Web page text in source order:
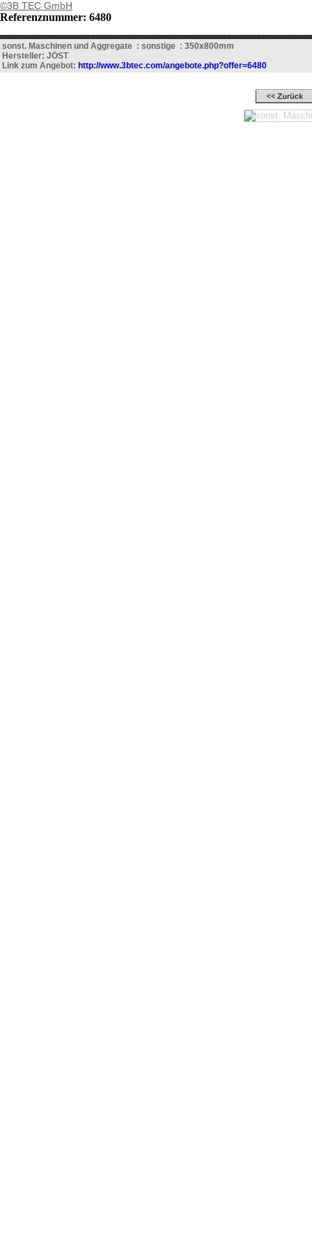
©3B TEC GmbH
Referenznummer: 6480
sonst. Maschinen und Aggregate : sonstige : 350x800mm
Hersteller: JÖST
Link zum Angebot: http://www.3btec.com/angebote.php?offer=6480